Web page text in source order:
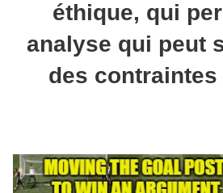
éthique, qui
analyse qui peut
des